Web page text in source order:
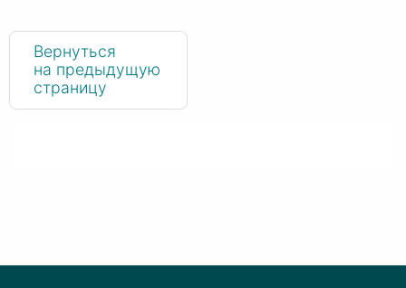
Вернуться
на предыдущую
страницу